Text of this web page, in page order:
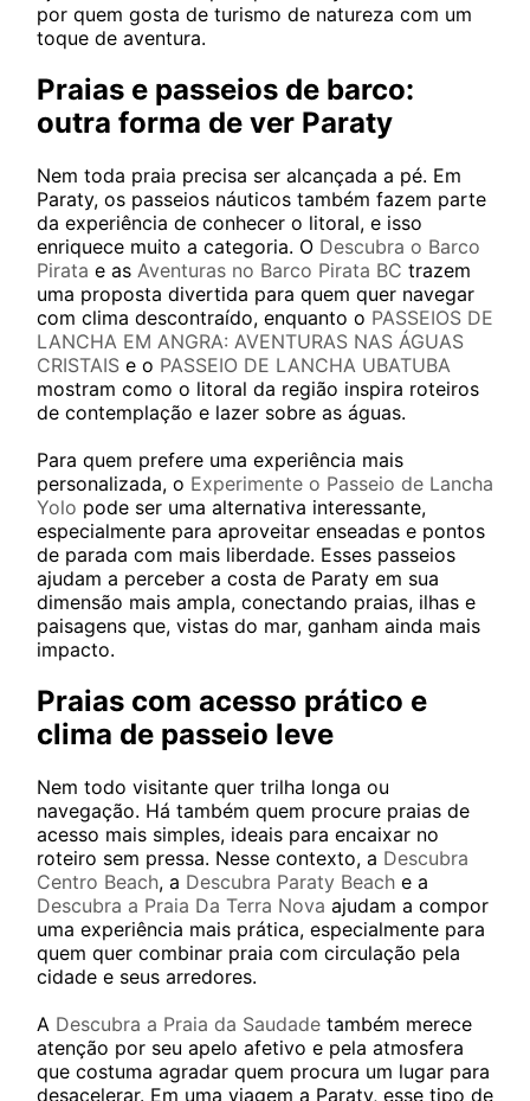
por quem gosta de turismo de natureza com um
toque de aventura.
Praias e passeios de barco:
outra forma de ver Paraty
Nem toda praia precisa ser alcançada a pé. Em
Paraty, os passeios náuticos também fazem parte
da experiência de conhecer o litoral, e isso
enriquece muito a categoria. O Descubra o Barco
Pirata e as Aventuras no Barco Pirata BC trazem
uma proposta divertida para quem quer navegar
com clima descontraído, enquanto o PASSEIOS DE
LANCHA EM ANGRA: AVENTURAS NAS ÁGUAS
CRISTAIS e o PASSEIO DE LANCHA UBATUBA
mostram como o litoral da região inspira roteiros
de contemplação e lazer sobre as águas.
Para quem prefere uma experiência mais
personalizada, o Experimente o Passeio de Lancha
Yolo pode ser uma alternativa interessante,
especialmente para aproveitar enseadas e pontos
de parada com mais liberdade. Esses passeios
ajudam a perceber a costa de Paraty em sua
dimensão mais ampla, conectando praias, ilhas e
paisagens que, vistas do mar, ganham ainda mais
impacto.
Praias com acesso prático e
clima de passeio leve
Nem todo visitante quer trilha longa ou
navegação. Há também quem procure praias de
acesso mais simples, ideais para encaixar no
roteiro sem pressa. Nesse contexto, a Descubra
Centro Beach, a Descubra Paraty Beach e a
Descubra a Praia Da Terra Nova ajudam a compor
uma experiência mais prática, especialmente para
quem quer combinar praia com circulação pela
cidade e seus arredores.
A Descubra a Praia da Saudade também merece
atenção por seu apelo afetivo e pela atmosfera
que costuma agradar quem procura um lugar para
desacelerar. Em uma viagem a Paraty, esse tipo de